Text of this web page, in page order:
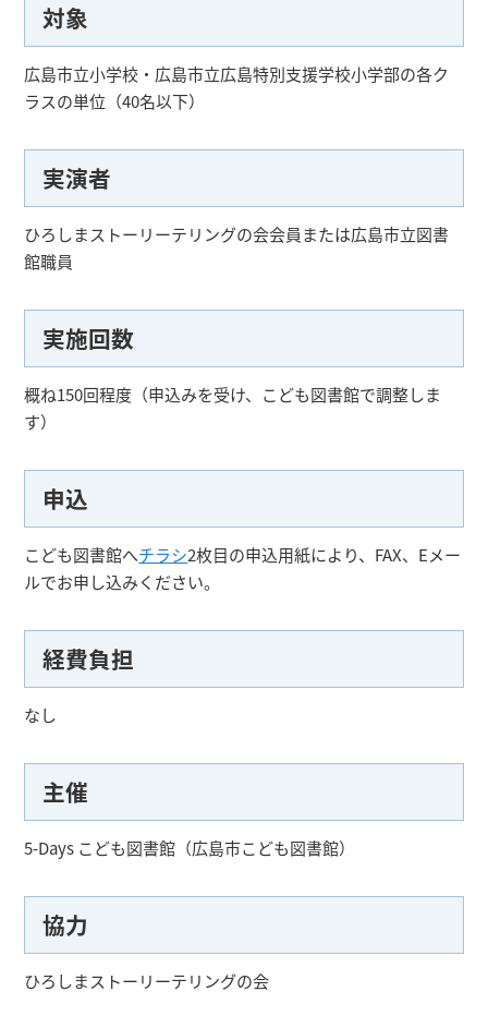
対象
広島市立小学校・広島市立広島特別支援学校小学部の各ク
ラスの単位（40名以下）
実演者
ひろしまストーリーテリングの会会員または広島市立図書
館職員
実施回数
概ね150回程度（申込みを受け、こども図書館で調整しま
す）
申込
こども図書館へチラシ2枚目の申込用紙により、FAX、Eメー
ルでお申し込みください。
経費負担
なし
主催
5-Days こども図書館（広島市こども図書館）
協力
ひろしまストーリーテリングの会